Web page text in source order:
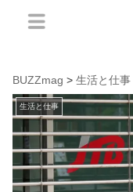
BUZZmag > 生活と仕事
生活と仕事